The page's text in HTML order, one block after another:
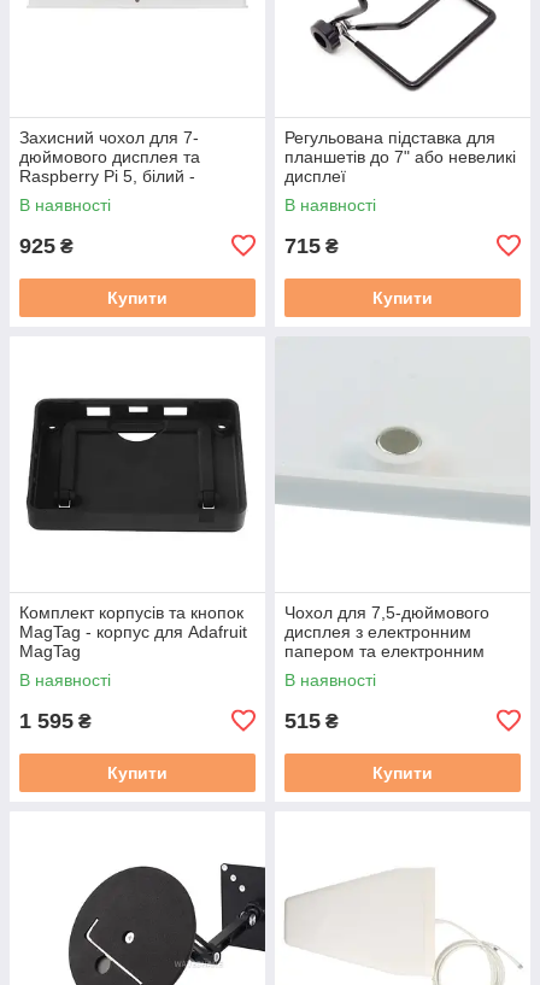
Захисний чохол для 7-
дюймового дисплея та
Raspberry Pi 5, білий -
Waveshare 32316
В наявності
925 ₴
Купити
Регульована підставка для
планшетів до 7" або невеликі
дисплеї
В наявності
715 ₴
Купити
Комплект корпусів та кнопок
MagTag - корпус для Adafruit
MagTag
В наявності
1 595 ₴
Купити
Чохол для 7,5-дюймового
дисплея з електронним
папером та електронним
чорнилом - Waveshare 16089
В наявності
515 ₴
Купити